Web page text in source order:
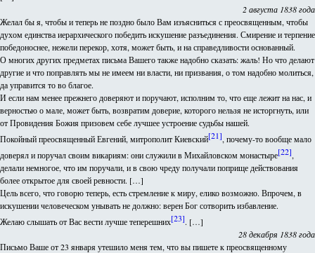
2 августа 1838 года
Желал бы я, чтобы и теперь не поздно было Вам изъясниться с преосвященным, чтобы
духом единства иерархического победить искушение разъединения. Смирение и терпение
победоноснее, нежели перекор, хотя, может быть, и на справедливости основанный.
О многих других предметах письма Вашего также надобно сказать: жаль! Но что делают
другие и что поправлять мы не имеем ни власти, ни призвания, о том надобно молиться,
да управится то во благое.
И если нам менее прежнего доверяют и поручают, исполним то, что еще лежит на нас, и
верностью о мале, может быть, возвратим доверие, которого нельзя не исторгнуть, или
от Провидения Божия призовем себе лучшее устроение судьбы нашей.
Покойный преосвященный Евгений, митрополит Киевский[21], почему-то вообще мало
доверял и поручал своим викариям: они служили в Михайловском монастыре[22],
делали немногое, что им поручали, и в свою чреду получали поприще действования
более открытое для своей ревности. […]
Цель всего, что говорю теперь, есть стремление к миру, елико возможно. Впрочем, в
искушении человеческом унывать не должно: верен Бог сотворить избавление.
Желаю слышать от Вас вести лучше теперешних[23]. […]
28 декабря 1838 года
Письмо Ваше от 23 января утешило меня тем, что вы пишете к преосвященному